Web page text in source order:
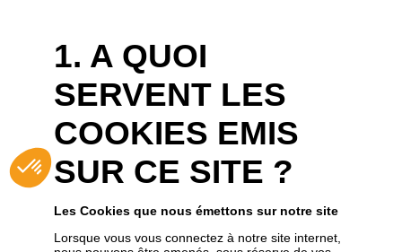
1. A QUOI
SERVENT LES
COOKIES EMIS
SUR CE SITE ?
Les Cookies que nous émettons sur notre site
Lorsque vous vous connectez à notre site internet,